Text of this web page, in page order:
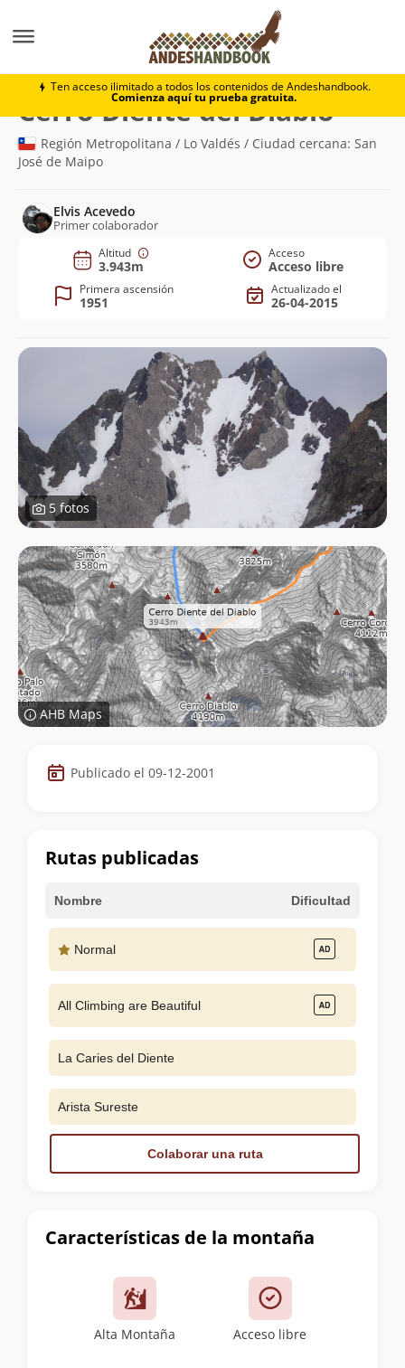
Ten acceso ilimitado a todos los contenidos de Andeshandbook.
Comienza aquí tu prueba gratuita.
Cerro Diente del Diablo
Cerro Diente del Diablo
Región Metropolitana / Lo Valdés / Ciudad cercana: San
José de Maipo
Elvis Acevedo
Primer colaborador
Altitud
3.943m
Acceso
Acceso libre
Primera ascensión
1951
Actualizado el
26-04-2015
5 fotos
AHB Maps
Datos
de
cumbre
Publicado el 09-12-2001
Características de la montaña
Alta Montaña Acceso libre
Rutas publicadas
Nombre Dificultad
Normal
All Climbing are Beautiful
La Caries del Diente
Arista Sureste
Colaborar una ruta